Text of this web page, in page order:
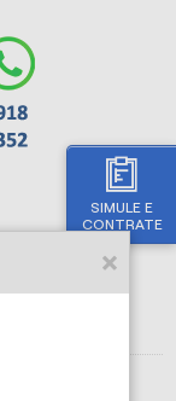
SIMULE E
CONTRATE